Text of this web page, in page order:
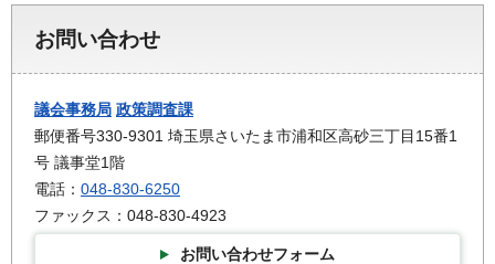
お問い合わせ
議会事務局 政策調査課
郵便番号330-9301 埼玉県さいたま市浦和区高砂三丁目15番1
号 議事堂1階
電話： 048-830-6250
ファックス：048-830-4923
お問い合わせフォーム